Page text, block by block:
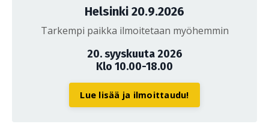
Helsinki 20.9.2026
Tarkempi paikka ilmoitetaan myöhemmin
20. syyskuuta 2026
Klo 10.00-18.00
Lue lisää ja ilmoittaudu!